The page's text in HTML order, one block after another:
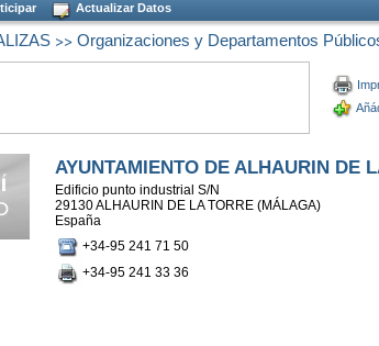
Actualizar Datos
>> Organizaciones y Departamentos
AYUNTAMIENTO DE ALHAURIN DE
Edificio punto industrial S/N
29130 ALHAURIN DE LA TORRE (MÁLAGA)
España
+34-95 241 71 50
+34-95 241 33 36